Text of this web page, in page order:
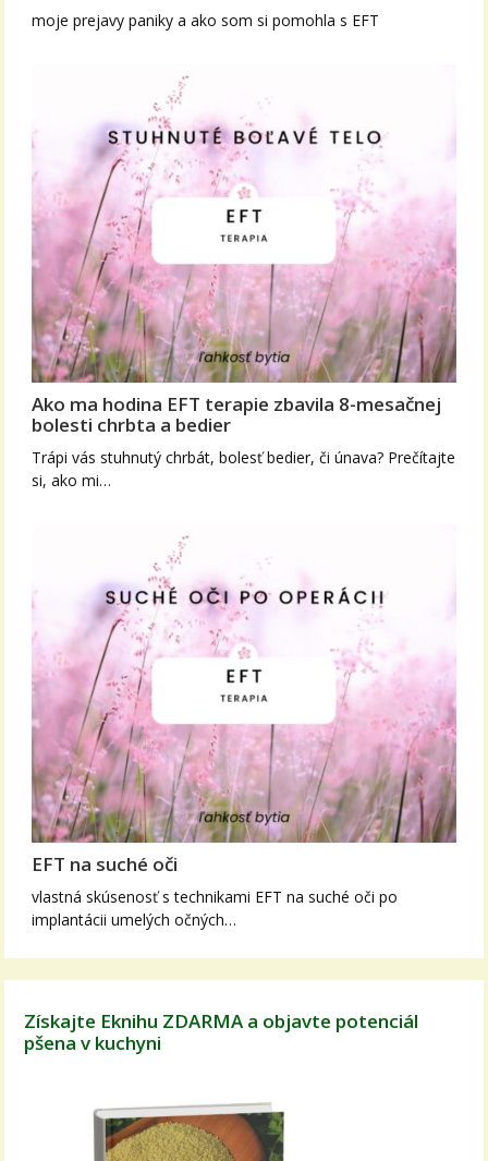
moje prejavy paniky a ako som si pomohla s EFT
Ako ma hodina EFT terapie zbavila 8-mesačnej
bolesti chrbta a bedier
Trápi vás stuhnutý chrbát, bolesť bedier, či únava? Prečítajte
si, ako mi…
EFT na suché oči
vlastná skúsenosť s technikami EFT na suché oči po
implantácii umelých očných…
Získajte Eknihu ZDARMA a objavte potenciál
pšena v kuchyni